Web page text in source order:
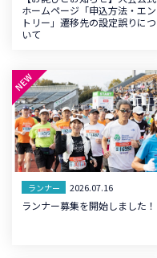
ホームページ「申込方法・エン
トリー」遷移先の設定誤りにつ
いて
ランナー 2026.07.16
ランナー募集を開始しました！